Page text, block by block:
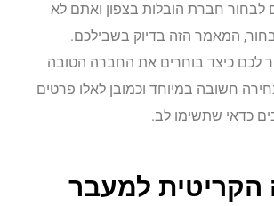
לבחור חברת הובלות בצפון ואתם לא
המאמר הזה בדיוק בשבילכם.
לכם כיצד בוחרים את החברה הטובה
חשובה במיוחד וכמובן לאלו פרטים
כדאי שתשימו לב.
הקריטית למעבר